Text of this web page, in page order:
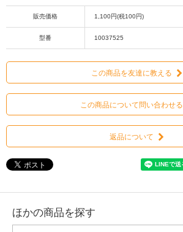
販売価格 1,100円(税100円)
型番 10037525
この商品を友達に教える
この商品について問い合わせる
返品について
ほかの商品を探す